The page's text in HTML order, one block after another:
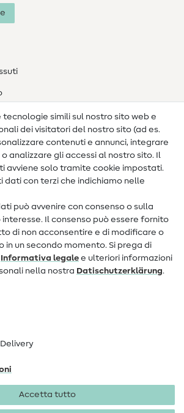
proprietario
tecnologie simili sul nostro sito web e
dei visitatori del nostro sito (ad es.
contenuti e annunci, integrare
analizzare gli accessi al nostro sito. Il
avviene solo tramite cookie impostati.
dati con terzi che indichiamo nelle
può avvenire con consenso o sulla
Il consenso può essere fornito
di non acconsentire e di modificare o
in un secondo momento. Si prega di
Informativa legale e ulteriori informazioni
nella nostra Dati­schutz­erklärung.
Accetta tutto
Privacy
Condizioni generali